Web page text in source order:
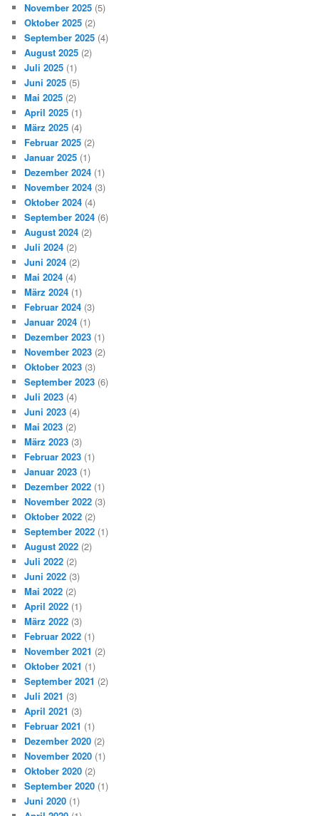
November 2025 (5)
Oktober 2025 (2)
September 2025 (4)
August 2025 (2)
Juli 2025 (1)
Juni 2025 (5)
Mai 2025 (2)
April 2025 (1)
März 2025 (4)
Februar 2025 (2)
Januar 2025 (1)
Dezember 2024 (1)
November 2024 (3)
Oktober 2024 (4)
September 2024 (6)
August 2024 (2)
Juli 2024 (2)
Juni 2024 (2)
Mai 2024 (4)
März 2024 (1)
Februar 2024 (3)
Januar 2024 (1)
Dezember 2023 (1)
November 2023 (2)
Oktober 2023 (3)
September 2023 (6)
Juli 2023 (4)
Juni 2023 (4)
Mai 2023 (2)
März 2023 (3)
Februar 2023 (1)
Januar 2023 (1)
Dezember 2022 (1)
November 2022 (3)
Oktober 2022 (2)
September 2022 (1)
August 2022 (2)
Juli 2022 (2)
Juni 2022 (3)
Mai 2022 (2)
April 2022 (1)
März 2022 (3)
Februar 2022 (1)
November 2021 (2)
Oktober 2021 (1)
September 2021 (2)
Juli 2021 (3)
April 2021 (3)
Februar 2021 (1)
Dezember 2020 (2)
November 2020 (1)
Oktober 2020 (2)
September 2020 (1)
Juni 2020 (1)